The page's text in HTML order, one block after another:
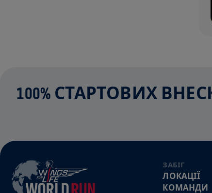
100% СТАРТОВИХ
ЗАБІГ
ЛОКАЦІЇ
КОМАНДИ